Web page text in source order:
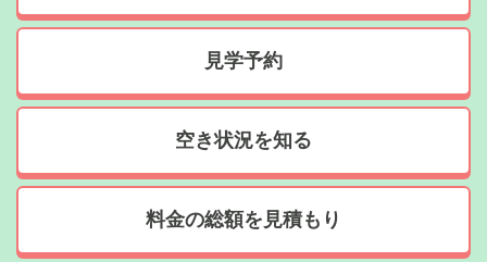
見学予約
空き状況を知る
料金の総額を見積もり